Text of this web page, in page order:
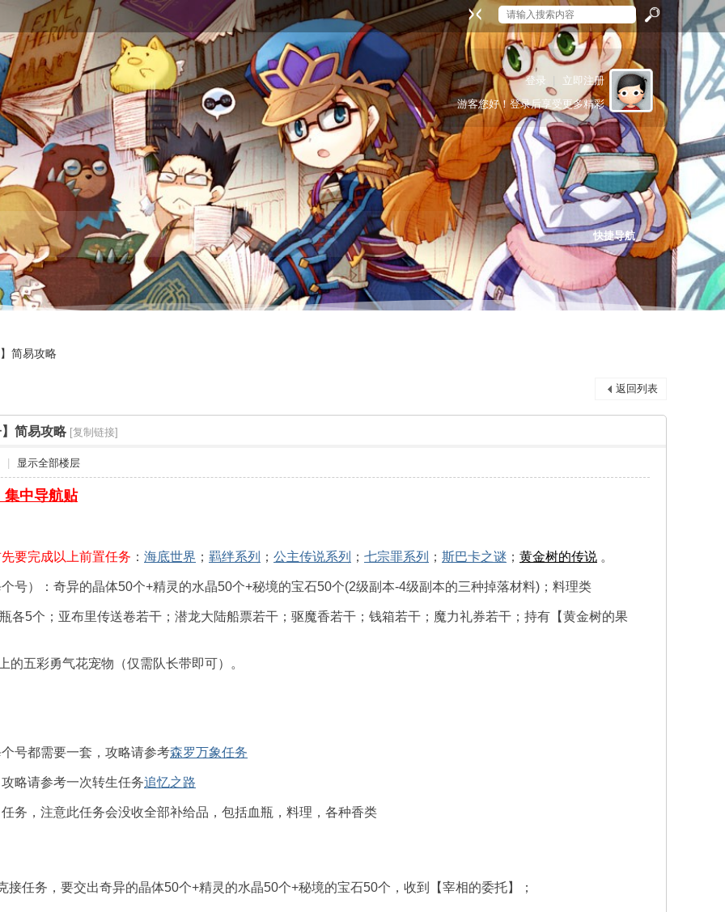
索
登录
立即注册
游客您好！登录后享受更多精彩
快捷导航
简易攻略
返回列表
简易攻略 [复制链接]
显示全部楼层
集中导航贴
要完成以上前置任务 ： 海底世界 ； 羁绊系列 ； 公主传说系列 ； 七宗罪系列 ； 斯巴卡之谜 ； 黄金树的传说 。
号）： 奇异的晶体50个+精灵的水晶50个+秘境的宝石50个(2级副本-4级副本的三种掉落材料)；料理类
各5个；亚布里传送卷若干；潜龙大陆船票若干；驱魔香若干；钱箱若干；魔力礼券若干；持有【黄金树的果
的五彩勇气花宠物（仅需队长带即可）。
号都需要一套，攻略请参考森罗万象任务
攻略请参考一次转生任务追忆之路
务，注意此任务会没收全部补给品，包括血瓶，料理，各种香类
接任务，要交出奇异的晶体50个+精灵的水晶50个+秘境的宝石50个，收到【宰相的委托】；